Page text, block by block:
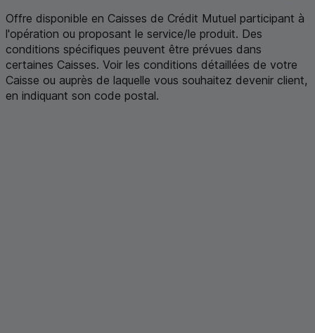
Offre disponible en Caisses de Crédit Mutuel participant à
l'opération ou proposant le service/le produit. Des
conditions spécifiques peuvent être prévues dans
certaines Caisses. Voir les conditions détaillées de votre
Caisse ou auprès de laquelle vous souhaitez devenir client,
en indiquant son code postal.